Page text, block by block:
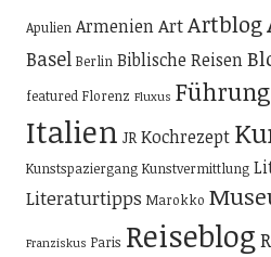
Apulien ArmenienArtArtblog
Basel Berlin Biblische Reisen
featured Florenz Fluxus Führung
Italien JR Kochrezept
Kunstspaziergang Kunstvermittlung
Literaturtipps Marokko
Franziskus Paris Reiseblog